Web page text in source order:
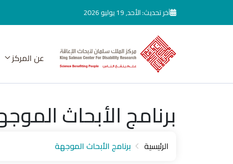
تجاوز إلى المحتوى الرئيسيآخر تحديث: الأحد, 19 يوليو 2026
عن المركز
برنامج الأبحاث
الرئيسية برنامج الأبحاث الموجهة